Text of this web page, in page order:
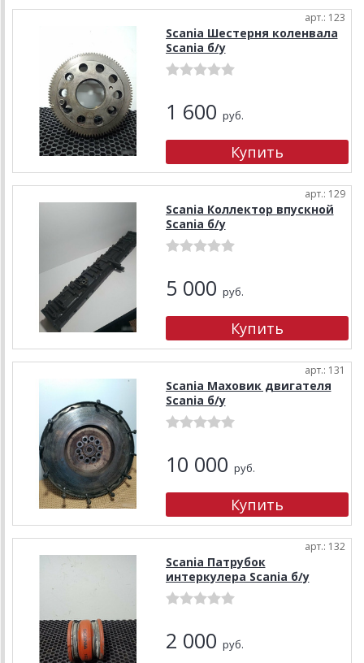
арт.: 123
Scania Шестерня коленвала
Scania б/у
1 600 руб.
арт.: 129
Scania Коллектор впускной
Scania б/у
5 000 руб.
арт.: 131
Scania Маховик двигателя
Scania б/у
10 000 руб.
арт.: 132
Scania Патрубок
интеркулера Scania б/у
2 000 руб.